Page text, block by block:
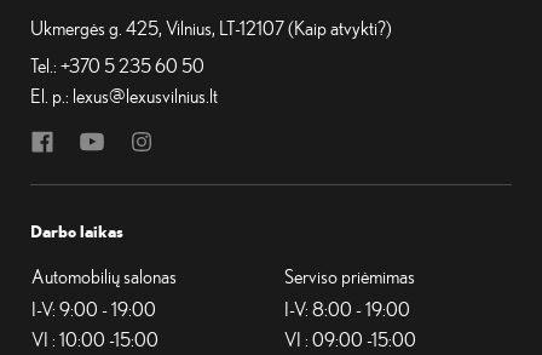
Ukmergės g. 425, Vilnius, LT-12107 (Kaip atvykti?)
Tel.:+370 5 235 60 50
El. p.: lexus@lexusvilnius.lt
Darbo laikas
Automobilių salonas
I-V: 9:00 - 19:00
VI : 10:00 -15:00
Serviso priėmimas
I-V: 8:00 - 19:00
VI : 09:00 -15:00